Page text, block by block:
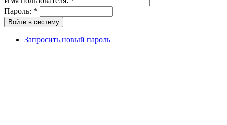
Пароль: *
Запросить новый пароль